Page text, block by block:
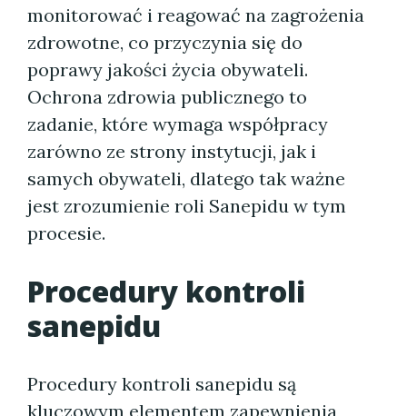
monitorować i reagować na zagrożenia
zdrowotne, co przyczynia się do
poprawy jakości życia obywateli.
Ochrona zdrowia publicznego to
zadanie, które wymaga współpracy
zarówno ze strony instytucji, jak i
samych obywateli, dlatego tak ważne
jest zrozumienie roli Sanepidu w tym
procesie.
Procedury kontroli
sanepidu
Procedury kontroli sanepidu są
kluczowym elementem zapewnienia